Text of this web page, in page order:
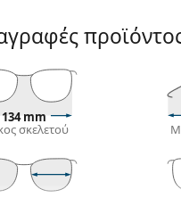
φαίνονται πάνω σας
του Εικονικού
γυαλιών ηλίου
134 mm
σκελετού